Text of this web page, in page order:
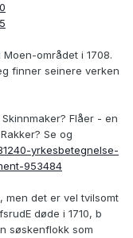
området i 1708.
finner seinere verken
Flåer - en
Se og
yrkesbetegnelse-
953484
men det er vel tvilsomt
døde i 1710, b
søskenflokk som